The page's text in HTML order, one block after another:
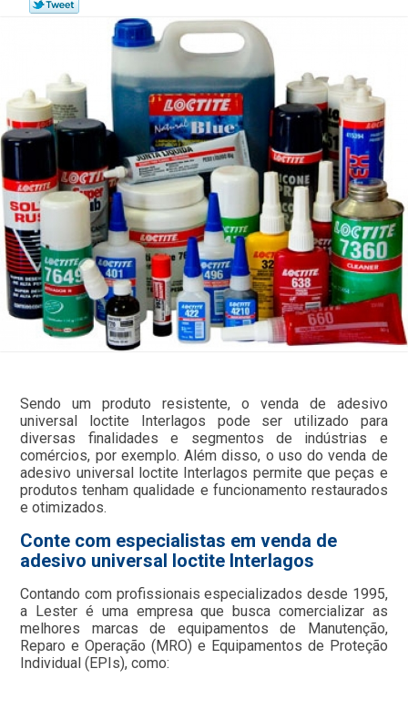
Sendo um produto resistente, o venda de adesivo
universal loctite Interlagos pode ser utilizado para
diversas finalidades e segmentos de indústrias e
comércios, por exemplo. Além disso, o uso do venda de
adesivo universal loctite Interlagos permite que peças e
produtos tenham qualidade e funcionamento restaurados
e otimizados.
Conte com especialistas em venda de
adesivo universal loctite Interlagos
Contando com profissionais especializados desde 1995,
a Lester é uma empresa que busca comercializar as
melhores marcas de equipamentos de Manutenção,
Reparo e Operação (MRO) e Equipamentos de Proteção
Individual (EPIs), como: